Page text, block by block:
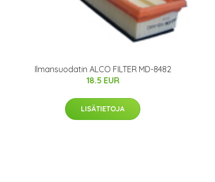
Ilmansuodatin ALCO FILTER MD-8482
18.5 EUR
LISÄTIETOJA